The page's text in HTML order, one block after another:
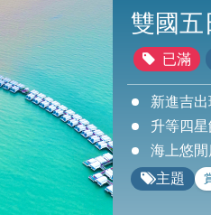
雙國五
已滿
新進吉
升等四
海上悠
主題